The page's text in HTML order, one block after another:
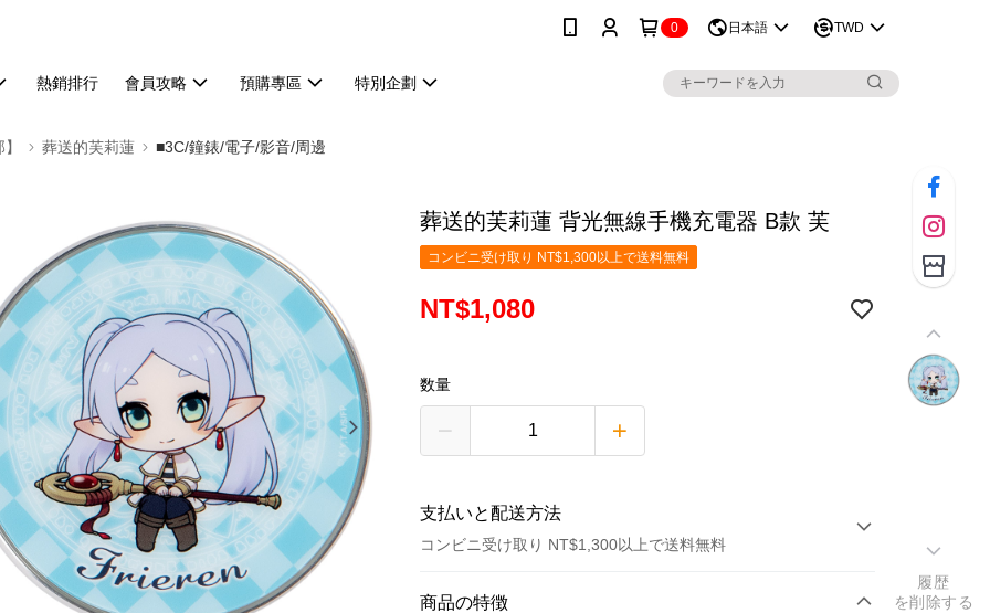
0 日本語 TWD
熱銷排行 會員攻略 預購專區 特別企劃
葬送的芙莉蓮 ■3C/鐘錶/電子/影音/周邊
葬送的芙莉蓮 背光無線手機充電器 B款 芙
コンビニ受け取り NT$1,300以上で送料無料
NT$1,080
数量
支払いと配送方法
コンビニ受け取り NT$1,300以上で送料無料
お支払い方法
商品の特徴
履歴
を削除する